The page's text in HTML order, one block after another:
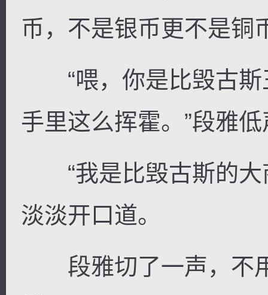
币，不是银币更不是铜
“喂，你是比毁古斯
手里这么挥霍。”段雅
“我是比毁古斯的大
淡淡开口道。
段雅切了一声，不